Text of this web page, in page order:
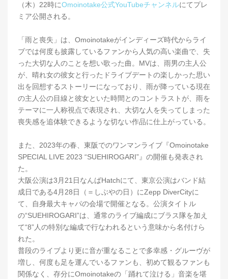
（木）22時にOmoinotake公式YouTubeチャンネルにてプレ
ミア公開される。
「雨と喪失」は、Omoinotakeがインディーズ時代からライ
ブでは何度も披露しているファンから人気の高い楽曲で、失
った大切な人のことを想い歌った曲。MVは、雨男の主人公
が、晴れ女の彼女と行ったドライブデートの楽しかった思い
出を回想するストーリーになっており、雨が降っている現在
の主人公の目線と彼女といた時間とのコントラストが、雨を
テーマに一人称視点で表現され、大切な人を失ってしまった
喪失感を追体験できるような切ない作品に仕上がっている。
また、2023年の春、東阪でのワンマンライブ『Omoinotake
SPECIAL LIVE 2023 “SUEHIROGARI”』の開催も発表され
た。
大阪公演は3月21日なんばHatchにて、東京公演はバンド結
成日である4月28日（＝しぶやの日）にZepp DiverCityに
て、自身最大キャパの会場で開催となる。公演タイトル
の“SUEHIROGARI”は、通常のライブ編成にブラス隊を加え
て“8”人の特別な編成で行なわれるという意味から名付けら
れた。
普段のライブより更に音が重なることで多幸感・グルーヴが
増し、何度も足を運んでいるファンも、初めて観るファンも
関係なく、存分にOmoinotakeの「踊れて泣ける」音楽を堪